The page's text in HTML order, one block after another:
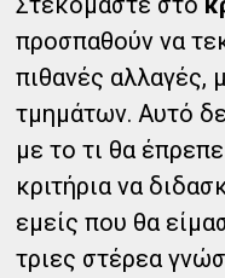
προσπαθούν να
πιθανές αλλαγές,
τμημάτων. Αυτό
με το τι θα
κριτήρια να
εμείς που θα
τριες στέρεα